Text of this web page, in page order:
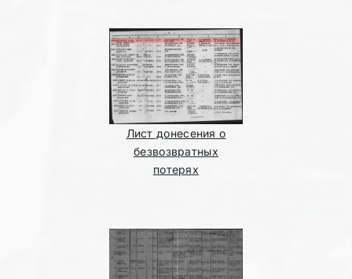
Лист донесения о
безвозвратных
потерях